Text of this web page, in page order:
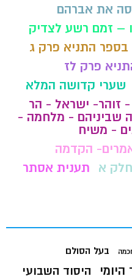
את אברהם
– זמם רשע לצדיק
בספר התניא פרק ג
פרק לז
שערי קדושה המלא
- זוהר- ישראל - הר
שביניהם - מלחמה -
- משיח
הקדמה
א
תענית אסתר
בעל הסולם
היומי היסוד השבועי